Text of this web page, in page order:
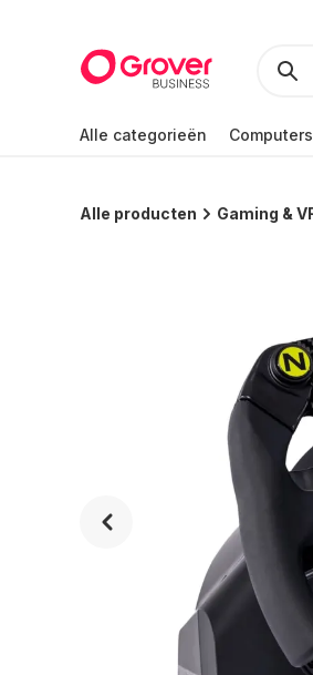
Alle categorieën Computers
Alle producten Gaming &